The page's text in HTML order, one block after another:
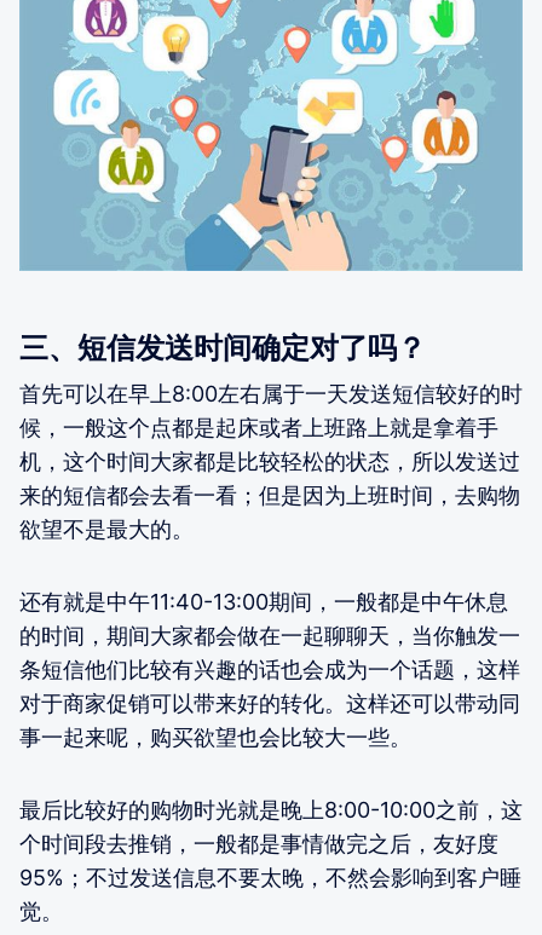
三、短信发送时间确定对了吗？
首先可以在早上8:00左右属于一天发送短信较好的时
候，一般这个点都是起床或者上班路上就是拿着手
机，这个时间大家都是比较轻松的状态，所以发送过
来的短信都会去看一看；但是因为上班时间，去购物
欲望不是最大的。
还有就是中午11:40-13:00期间，一般都是中午休息
的时间，期间大家都会做在一起聊聊天，当你触发一
条短信他们比较有兴趣的话也会成为一个话题，这样
对于商家促销可以带来好的转化。这样还可以带动同
事一起来呢，购买欲望也会比较大一些。
最后比较好的购物时光就是晚上8:00-10:00之前，这
个时间段去推销，一般都是事情做完之后，友好度
95%；不过发送信息不要太晚，不然会影响到客户睡
觉。